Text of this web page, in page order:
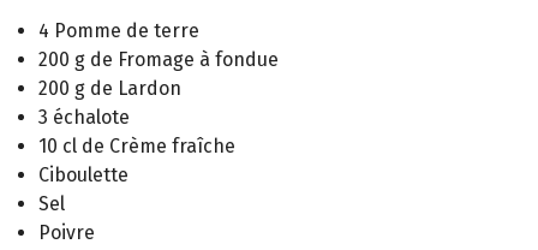
4 Pomme de terre
200 g de Fromage à fondue
200 g de Lardon
3 échalote
10 cl de Crème fraîche
Ciboulette
Sel
Poivre